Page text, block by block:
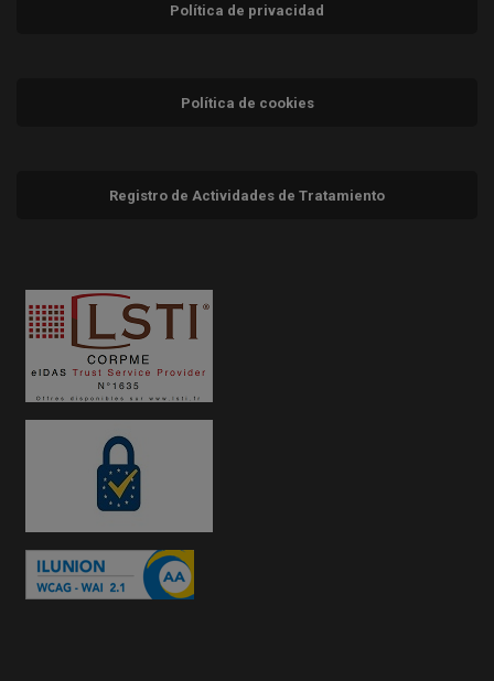
Política de privacidad
Política de cookies
Registro de Actividades de Tratamiento